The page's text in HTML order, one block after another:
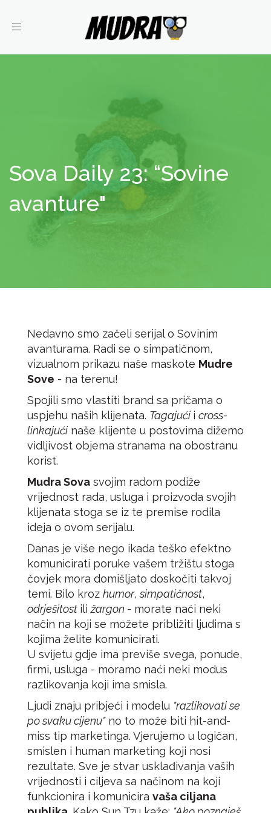
Toggle
Sova Daily 23: “Sovine
avanture"
Nedavno smo začeli serijal o Sovinim
avanturama. Radi se o simpatičnom,
vizualnom prikazu naše maskote Mudre
Sove - na terenu!
Spojili smo vlastiti brand sa pričama o
uspjehu naših klijenata. Tagajući i cross-
linkajući naše klijente u postovima dižemo
vidljivost objema stranama na obostranu
korist.
Mudra Sova svojim radom podiže
vrijednost rada, usluga i proizvoda svojih
klijenata stoga se iz te premise rodila
ideja o ovom serijalu.
Danas je više nego ikada teško efektno
komunicirati poruke vašem tržištu stoga
čovjek mora domišljato doskočiti takvoj
temi. Bilo kroz humor,simpatičnost,
odrješitost ili žargon - morate naći neki
način na koji se možete približiti ljudima s
kojima želite komunicirati.
U svijetu gdje ima previše svega, ponude,
firmi, usluga - moramo naći neki modus
razlikovanja koji ima smisla.
Ljudi znaju pribjeći i modelu "razlikovati se
po svaku cijenu"no to može biti hit-and-
miss tip marketinga. Vjerujemo u logičan,
smislen i human marketing koji nosi
rezultate. Sve je stvar usklađivanja vaših
vrijednosti i ciljeva sa načinom na koji
funkcionira i komunicira vaša ciljana